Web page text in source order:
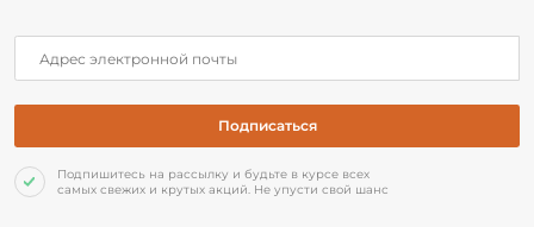
Подпишитесь на рассылку и будьте в курсе всех
самых свежих и крутых акций. Не упусти свой шанс